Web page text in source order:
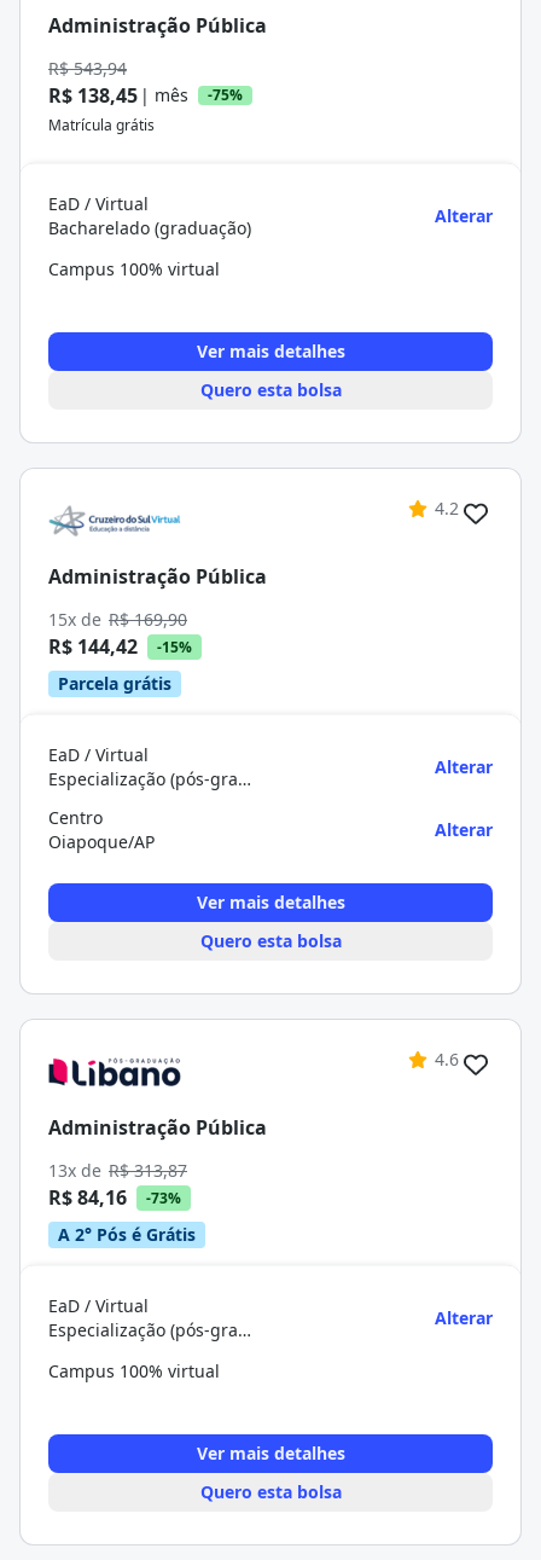
Administração Pública
R$ 543,94
R$ 138,45 | mês
-75%
Matrícula grátis
EaD / Virtual
Bacharelado (graduação)
Alterar
Campus 100% virtual
Ver mais detalhes
Quero esta bolsa
4.2
Administração Pública
15x de R$ 169,90
R$ 144,42 -15%
Parcela grátis
EaD / Virtual
Especialização (pós-graduação)
Alterar
Centro
Oiapoque/AP
Alterar
Ver mais detalhes
Quero esta bolsa
4.6
Administração Pública
13x de R$ 313,87
R$ 84,16 -73%
A 2° Pós é Grátis
EaD / Virtual
Especialização (pós-graduação)
Alterar
Campus 100% virtual
Ver mais detalhes
Quero esta bolsa